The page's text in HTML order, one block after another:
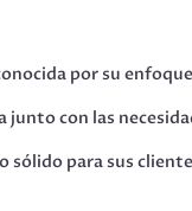
por su
junto con las
para sus